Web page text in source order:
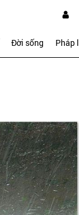
Đời sống Pháp